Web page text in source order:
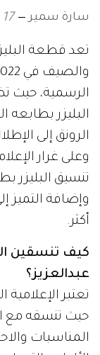
سارة سمير 17 ابريل 2022
تعد قطعة
الرسمية، حيث
البليزر
الرونق إلى
وعلى غرار
تنسيق البليزر
وإضافة التميز
أكثر.
كيف تنسقين
عبدالعزيز؟
تعتبر الإعلامية
حيث تنسقه مع
المناسبات